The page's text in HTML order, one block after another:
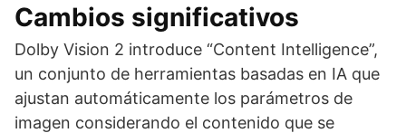
Cambios significativos
Dolby Vision 2 introduce “Content Intelligence”,
un conjunto de herramientas basadas en IA que
ajustan automáticamente los parámetros de
imagen considerando el contenido que se